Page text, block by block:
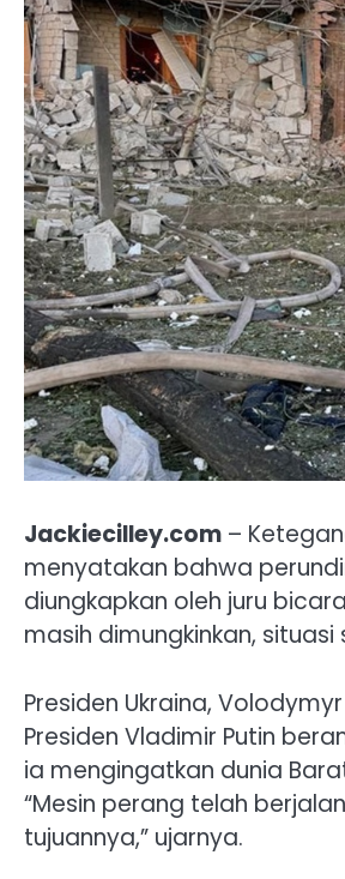
Jackiecilley.com –
menyatakan bahwa
diungkapkan oleh juru
masih dimungkinkan,
Presiden Ukraina,
Presiden Vladimir Putin
ia mengingatkan dunia
“Mesin perang telah
tujuannya,” ujarnya.